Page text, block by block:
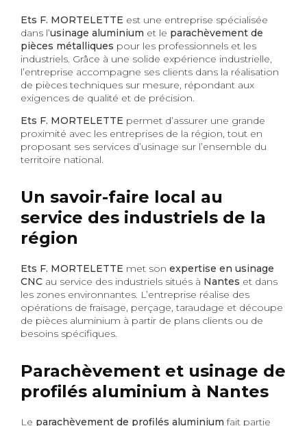
Ets F. MORTELETTE est une entreprise spécialisée
dans l’usinage aluminium et le parachèvement de
pièces métalliques pour les professionnels et les
industriels. Grâce à une solide expérience industrielle,
l’entreprise accompagne ses clients dans la réalisation
de pièces techniques sur mesure, répondant aux
exigences de qualité et de précision.
Ets F. MORTELETTE permet d’assurer une grande
proximité avec les entreprises de la région, tout en
proposant ses services d’usinage sur l’ensemble du
territoire national.
Un savoir-faire local au
service des industriels de la
région
Ets F. MORTELETTE met son expertise en usinage
CNC au service des industriels situés à Nantes et dans
les zones environnantes. L’entreprise réalise des
opérations de fraisage, perçage, taraudage et découpe
de pièces aluminium à partir de plans clients ou de
besoins spécifiques.
Parachèvement et usinage de
profilés aluminium à Nantes
Le parachèvement de profilés aluminium fait partie